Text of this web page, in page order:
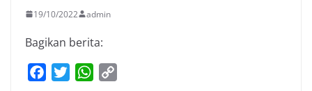
19/10/2022 admin
Bagikan berita:
W